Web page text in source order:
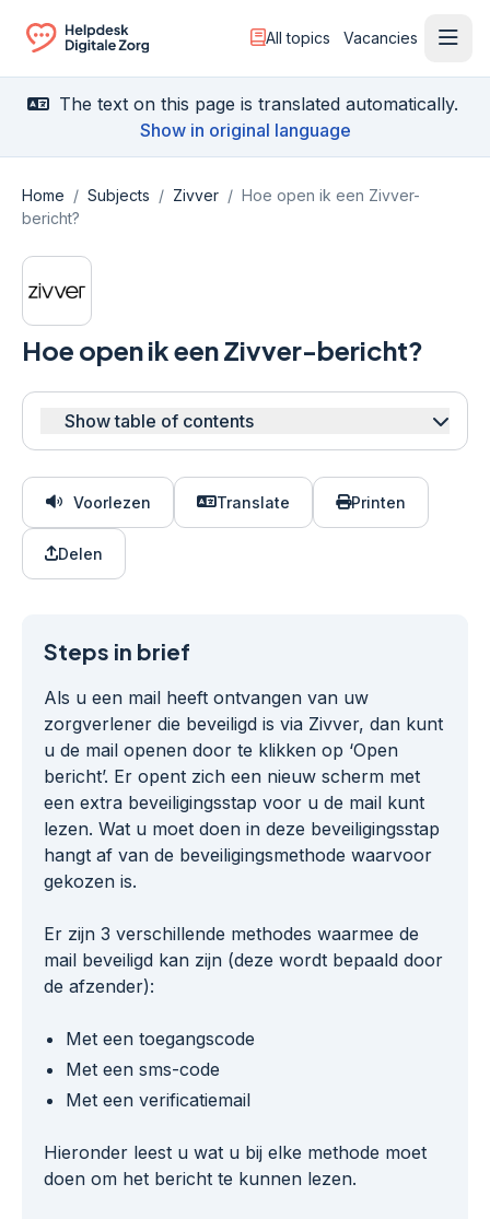
Ga naar de homepagina
All topics Vacancies
The text on this page is translated automatically.
Show in original language
Home / Subjects / Zivver / Hoe open ik een Zivver-
bericht?
Hoe open ik een Zivver-bericht?
Show table of contents
Voorlezen Translate Printen
Delen
Steps in brief
Als u een mail heeft ontvangen van uw
zorgverlener die beveiligd is via Zivver, dan kunt
u de mail openen door te klikken op ‘Open
bericht’. Er opent zich een nieuw scherm met
een extra beveiligingsstap voor u de mail kunt
lezen. Wat u moet doen in deze beveiligingsstap
hangt af van de beveiligingsmethode waarvoor
gekozen is.
Er zijn 3 verschillende methodes waarmee de
mail beveiligd kan zijn (deze wordt bepaald door
de afzender):
Met een toegangscode
Met een sms-code
Met een verificatiemail
Hieronder leest u wat u bij elke methode moet
doen om het bericht te kunnen lezen.